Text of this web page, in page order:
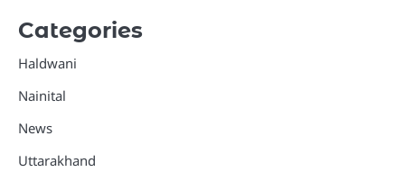
Categories
Haldwani
Nainital
News
Uttarakhand